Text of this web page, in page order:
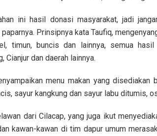
ini hasil donasi masyarakat, jadi
paparnya. Prinsipnya kata Taufiq,
timun, buncis dan lainnya, semua
Cianjur dan daerah lainnya.
menu makan yang
sayur kangkung dan sayur labu ditumis,
dari Cilacap, yang juga ikut
kawan-kawan di tim dapur umum